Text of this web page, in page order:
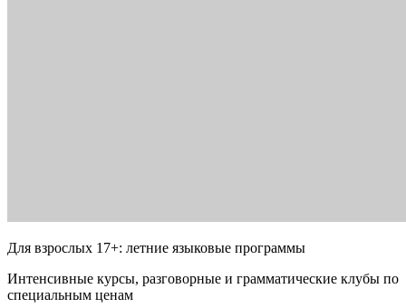
Для взрослых 17+: летние языковые программы
Интенсивные курсы, разговорные и грамматические клубы по
специальным ценам